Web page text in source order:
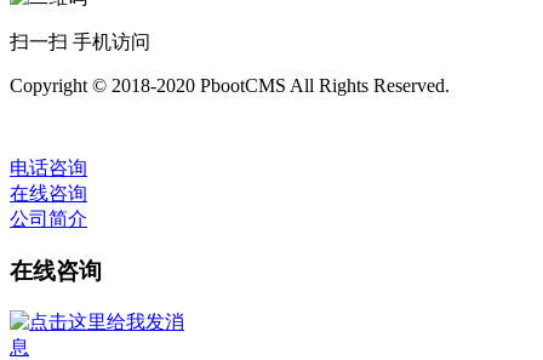
扫一扫 手机访问
Copyright © 2018-2020 PbootCMS All Rights Reserved.
电话咨询
在线咨询
公司简介
在线咨询